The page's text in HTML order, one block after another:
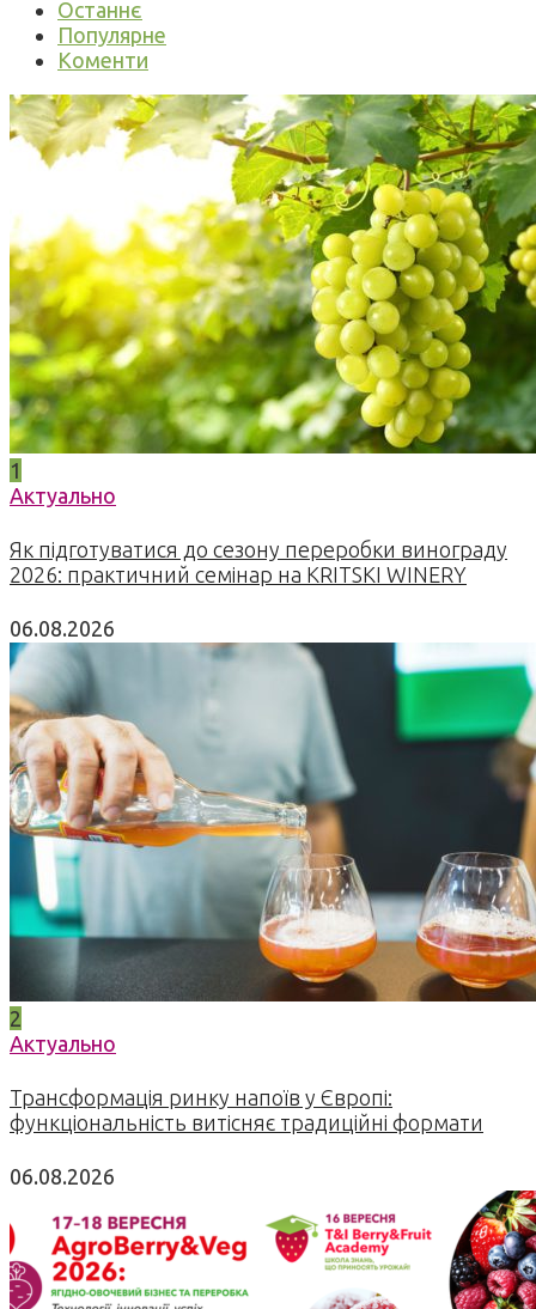
Останнє
Популярне
Коменти
1
Актуально
Як підготуватися до сезону переробки винограду
2026: практичний семінар на KRITSKI WINERY
06.08.2026
2
Актуально
Трансформація ринку напоїв у Європі:
функціональність витісняє традиційні формати
06.08.2026